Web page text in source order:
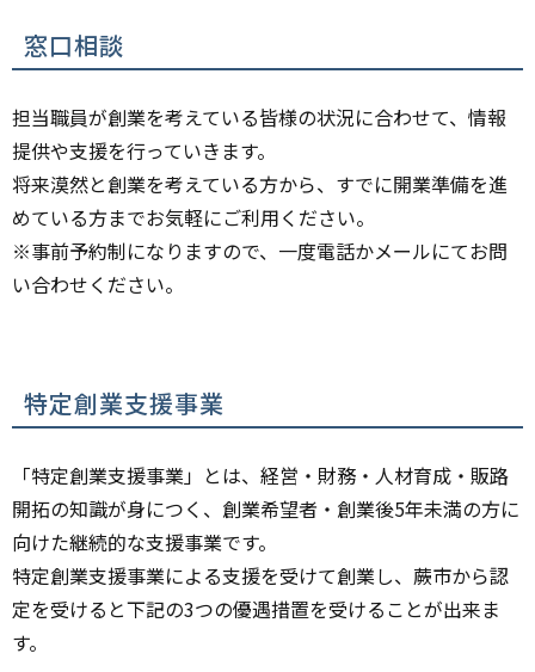
窓口相談
担当職員が創業を考えている皆様の状況に合わせて、情報
提供や支援を行っていきます。
将来漠然と創業を考えている方から、すでに開業準備を進
めている方までお気軽にご利用ください。
※事前予約制になりますので、一度電話かメールにてお問
い合わせください。
特定創業支援事業
「特定創業支援事業」とは、経営・財務・人材育成・販路
開拓の知識が身につく、創業希望者・創業後5年未満の方に
向けた継続的な支援事業です。
特定創業支援事業による支援を受けて創業し、蕨市から認
定を受けると下記の3つの優遇措置を受けることが出来ま
す。